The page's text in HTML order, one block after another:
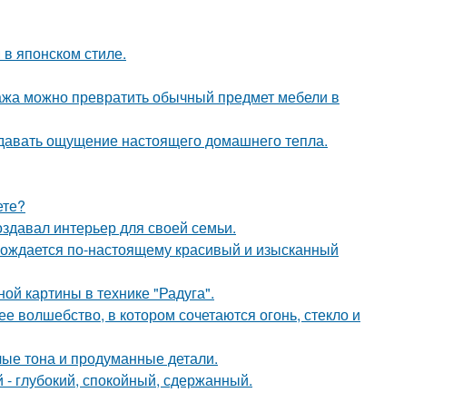
японском стиле.
можно превратить обычный предмет мебели в
ощущение настоящего домашнего тепла.
интерьер для своей семьи.
по-настоящему красивый и изысканный
картины в технике "Радуга".
в котором сочетаются огонь, стекло и
тона и продуманные детали.
глубокий, спокойный, сдержанный.